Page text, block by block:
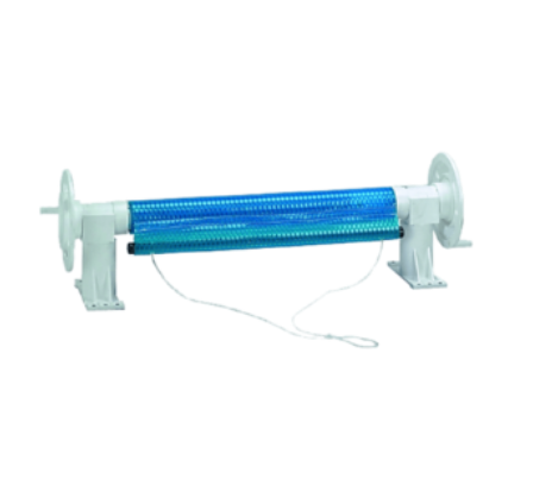
bekapcsolás - Feltekercselés - Stop - Letekercselés
Tulajdonságok: - 12 V-os motor - Tábirányítóval is
vezérelhető - Könnyen kivehető és újratölthető Li-ion
akkumulátor - Töltési idő: 3-4 óra - Le és feltekeercselés:
akár 4 percen belül* (* - 6 x 12 méteres medencén
tesztelve, 400 mikronos takaróval) Csomag tartalma: - 1x